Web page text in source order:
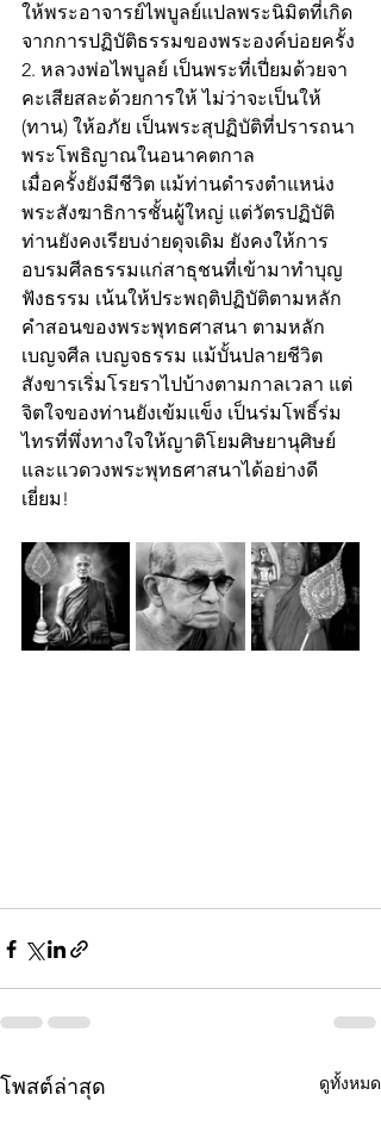
ให้พระอาจารย์ไพบูลย์แปลพระนิมิตที่เกิด
จากการปฏิบัติธรรมของพระองค์บ่อยครั้ง
2. หลวงพ่อไพบูลย์ เป็นพระที่เปี่ยมด้วยจา
คะเสียสละด้วยการให้ ไม่ว่าจะเป็นให้
(ทาน) ให้อภัย เป็นพระสุปฏิบัติที่ปรารถนา
พระโพธิญาณในอนาคตกาล
เมื่อครั้งยังมีชีวิต แม้ท่านดำรงตำแหน่ง
พระสังฆาธิการชั้นผู้ใหญ่ แต่วัตรปฏิบัติ
ท่านยังคงเรียบง่ายดุจเดิม ยังคงให้การ
อบรมศีลธรรมแก่สาธุชนที่เข้ามาทำบุญ
ฟังธรรม เน้นให้ประพฤติปฏิบัติตามหลัก
คำสอนของพระพุทธศาสนา ตามหลัก
เบญจศีล เบญจธรรม แม้บั้นปลายชีวิต
สังขารเริ่มโรยราไปบ้างตามกาลเวลา แต่
จิตใจของท่านยังเข้มแข็ง เป็นร่มโพธิ์ร่ม
ไทรที่พึ่งทางใจให้ญาติโยมศิษยานุศิษย์
และแวดวงพระพุทธศาสนาได้อย่างดี
เยี่ยม!
โพสต์ล่าสุด ดูทั้งหมด